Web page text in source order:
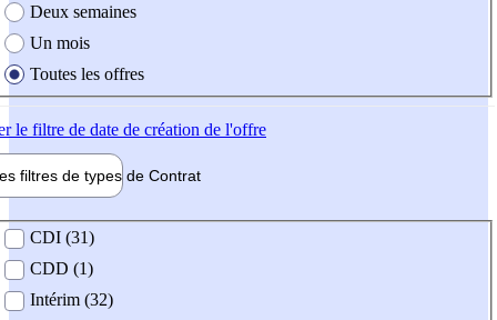
Deux semaines
Un mois
Toutes les offres
le filtre de date de création de l'offre
filtres de types de Contrat
contrat
CDI (31)
CDD (1)
Intérim (32)